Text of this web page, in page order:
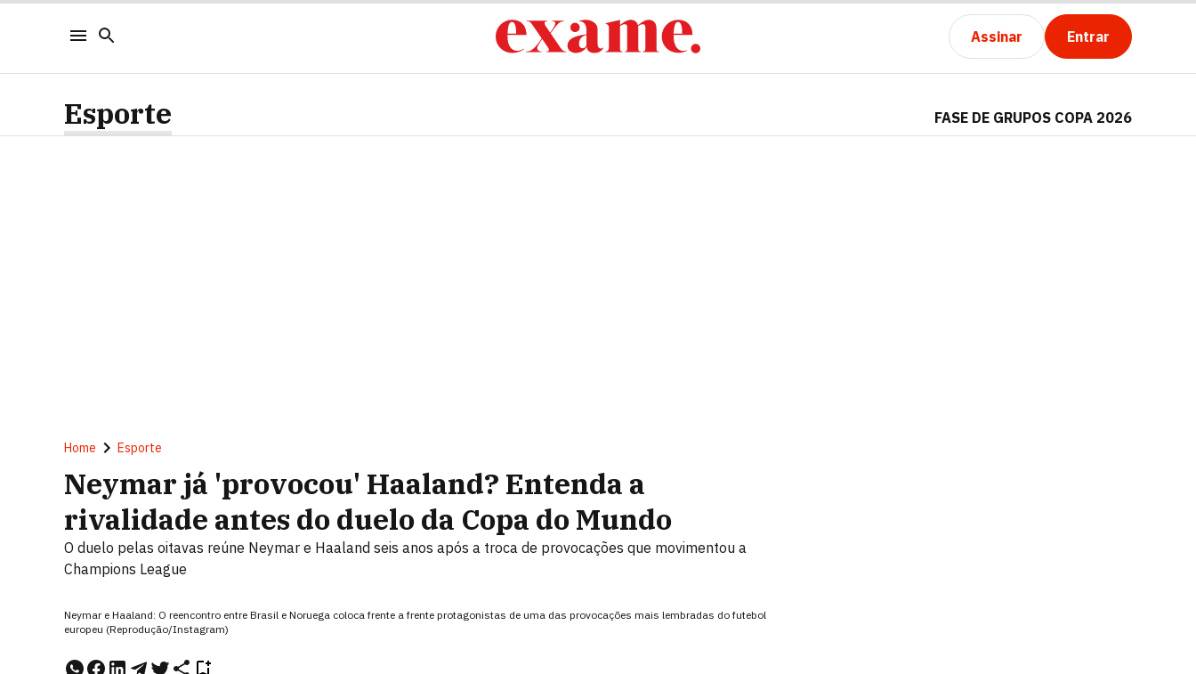
Assinar Entrar
Esporte FASE DE GRUPOS COPA 2026
Home Esporte
Neymar já 'provocou' Haaland? Entenda a
rivalidade antes do duelo da Copa do Mundo
O duelo pelas oitavas reúne Neymar e Haaland seis anos após a troca de provocações que movimentou a
Champions League
Neymar e Haaland: O reencontro entre Brasil e Noruega coloca frente a frente protagonistas de uma das provocações mais lembradas do futebol
europeu (Reprodução/Instagram)